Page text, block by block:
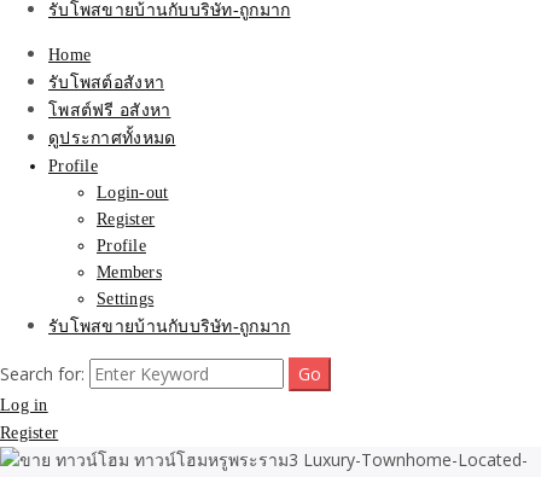
รับโพสขายบ้านกับบริษัท-ถูกมาก
Home
รับโพสต์อสังหา
โพสต์ฟรี อสังหา
ดูประกาศทั้งหมด
Profile
Login-out
Register
Profile
Members
Settings
รับโพสขายบ้านกับบริษัท-ถูกมาก
Search for:
Log in
Register